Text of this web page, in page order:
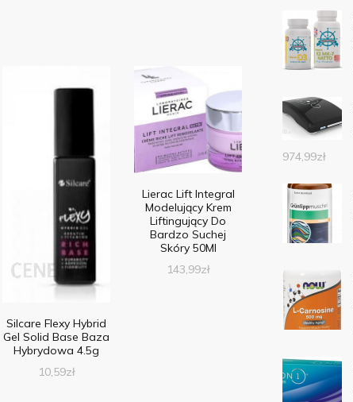
Silcare Flexy Hybrid
Gel Solid Base Baza
Hybrydowa 4.5g
10,59zł
Lierac Lift Integral
Modelujący Krem
Liftingujący Do
Bardzo Suchej
Skóry 50Ml
143,99zł
974,99zł